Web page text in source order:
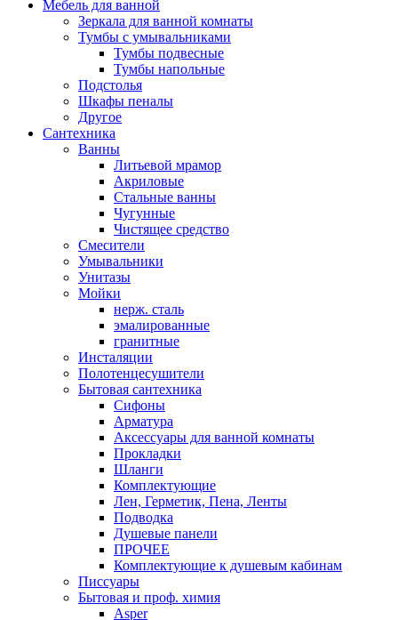
Мебель для ванной
Зеркала для ванной комнаты
Тумбы с умывальниками
Тумбы подвесные
Тумбы напольные
Подстолья
Шкафы пеналы
Другое
Сантехника
Ванны
Литьевой мрамор
Акриловые
Стальные ванны
Чугунные
Чистящее средство
Смесители
Умывальники
Унитазы
Мойки
нерж. сталь
эмалированные
гранитные
Инсталяции
Полотенцесушители
Бытовая сантехника
Сифоны
Арматура
Аксессуары для ванной комнаты
Прокладки
Шланги
Комплектующие
Лен, Герметик, Пена, Ленты
Подводка
Душевые панели
ПРОЧЕЕ
Комплектующие к душевым кабинам
Писсуары
Бытовая и проф. химия
Asper